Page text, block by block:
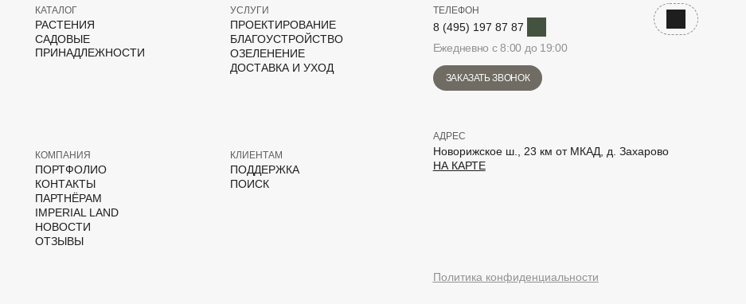
КАТАЛОГ
РАСТЕНИЯ
САДОВЫЕ
ПРИНАДЛЕЖНОСТИ
УСЛУГИ
ПРОЕКТИРОВАНИЕ
БЛАГОУСТРОЙСТВО
ОЗЕЛЕНЕНИЕ
ДОСТАВКА И УХОД
КОМПАНИЯ
ПОРТФОЛИО
КОНТАКТЫ
ПАРТНЁРАМ
IMPERIAL LAND
НОВОСТИ
ОТЗЫВЫ
КЛИЕНТАМ
ПОДДЕРЖКА
ПОИСК
АДРЕС
Новорижское ш., 23 км от МКАД, д. Захарово
НА КАРТЕ
ТЕЛЕФОН
8 (495) 197 87 87
Ежедневно с 8:00 до 19:00
ЗАКАЗАТЬ ЗВОНОК
Наверх
Политика конфиденциальности